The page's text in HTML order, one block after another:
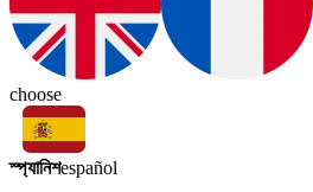
choose
স্প্যানিশespañol